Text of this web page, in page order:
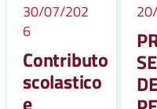
30/07/202
6
Contributo
scolastico